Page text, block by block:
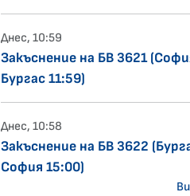
Днес, 10:59
Закъснение на БВ 3621
Бургас 11:59)
Днес, 10:58
Закъснение на БВ 3622
София 15:00)